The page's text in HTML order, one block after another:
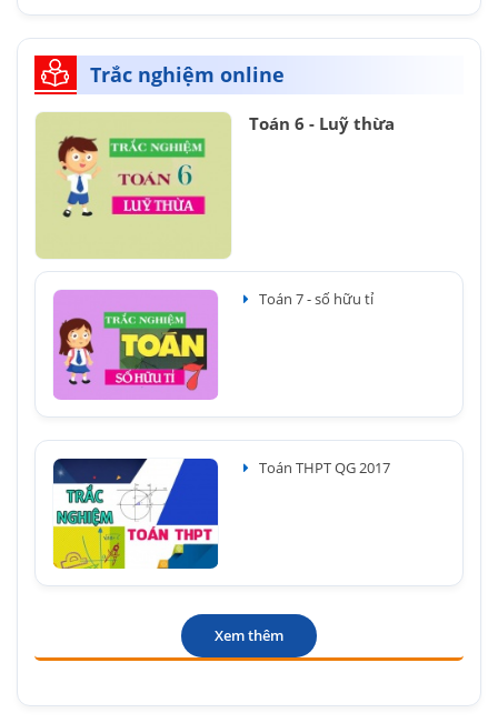
Trắc nghiệm online
Toán 6 - Luỹ thừa
Toán 7 - số hữu tỉ
Toán THPT QG 2017
Xem thêm